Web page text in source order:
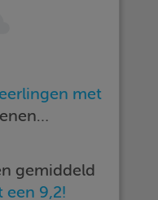
met
gemiddeld
een 9,2!